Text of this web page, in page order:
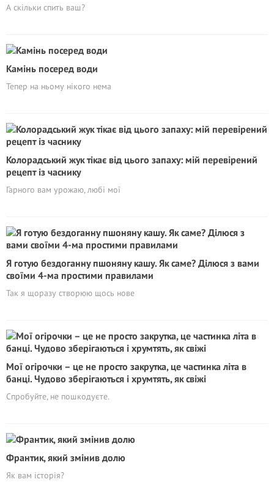
А скільки спить ваш?
Камінь посеред води
Тепер на ньому нікого нема
Колорадський жук тікає від цього запаху: мій перевірений
рецепт із часнику
Гарного вам урожаю, любі мої
Я готую бездоганну пшоняну кашу. Як саме? Ділюся з вами
своїми 4-ма простими правилами
Так я щоразу створюю щось нове
Мої огірочки – це не просто закрутка, це частинка літа в
банці. Чудово зберігаються і хрумтять, як свіжі
Спробуйте, не пошкодуєте.
Франтик, який змінив долю
Як вам історія?